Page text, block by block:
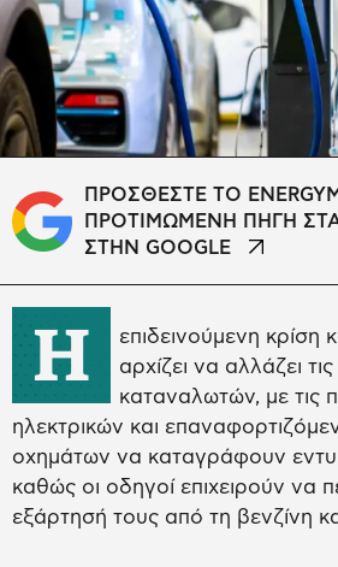
ΠΡΟΣΘΕΣΤΕ ΤΟ
ΠΡΟΤΙΜΩΜΕΝΗ ΠΗΓΗ
ΣΤΗΝ GOOGLE
Η
επιδεινούμενη κρίση
αρχίζει να αλλάζει
καταναλωτών, με τις
ηλεκτρικών και
οχημάτων να καταγράφουν
καθώς οι οδηγοί επιχειρούν να
εξάρτησή τους από τη βενζίνη